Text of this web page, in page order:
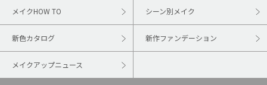
メイクHOW TO シーン別メイク
新色カタログ 新作ファンデーション
メイクアップニュース